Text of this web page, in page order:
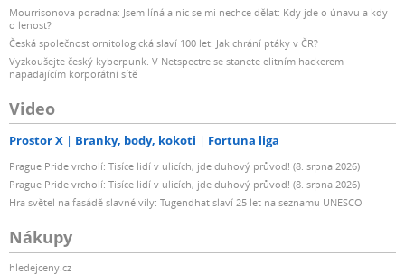
Mourrisonova poradna: Jsem líná a nic se mi nechce dělat: Kdy jde o únavu a kdy
o lenost?
Česká společnost ornitologická slaví 100 let: Jak chrání ptáky v ČR?
Vyzkoušejte český kyberpunk. V Netspectre se stanete elitním hackerem
napadajícím korporátní sítě
Video
Prostor X Branky, body, kokoti Fortuna liga
Prague Pride vrcholí: Tisíce lidí v ulicích, jde duhový průvod! (8. srpna 2026)
Prague Pride vrcholí: Tisíce lidí v ulicích, jde duhový průvod! (8. srpna 2026)
Hra světel na fasádě slavné vily: Tugendhat slaví 25 let na seznamu UNESCO
Nákupy
hledejceny.cz